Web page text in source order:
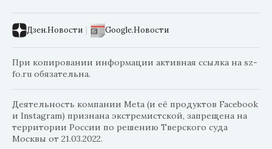
Дзен.Новости | Google.Новости
При копировании информации активная ссылка на sz-
fo.ru обязательна.
Деятельность компании Meta (и её продуктов Facebook
и Instagram) признана экстремистской, запрещена на
территории России по решению Тверского суда
Москвы от 21.03.2022.